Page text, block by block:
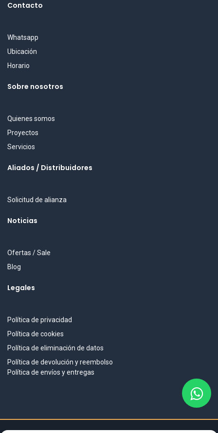
Contacto
Whatsapp
Ubicación
Horario
Sobre nosotros
Quienes somos
Proyectos
Servicios
Aliados / Distribuidores
Solicitud de alianza
Noticias
Ofertas / Sale
Blog
Legales
Política de privacidad
Política de cookies
Política de eliminación de datos
Política de devolución y reembolso
Política de envíos y entregas